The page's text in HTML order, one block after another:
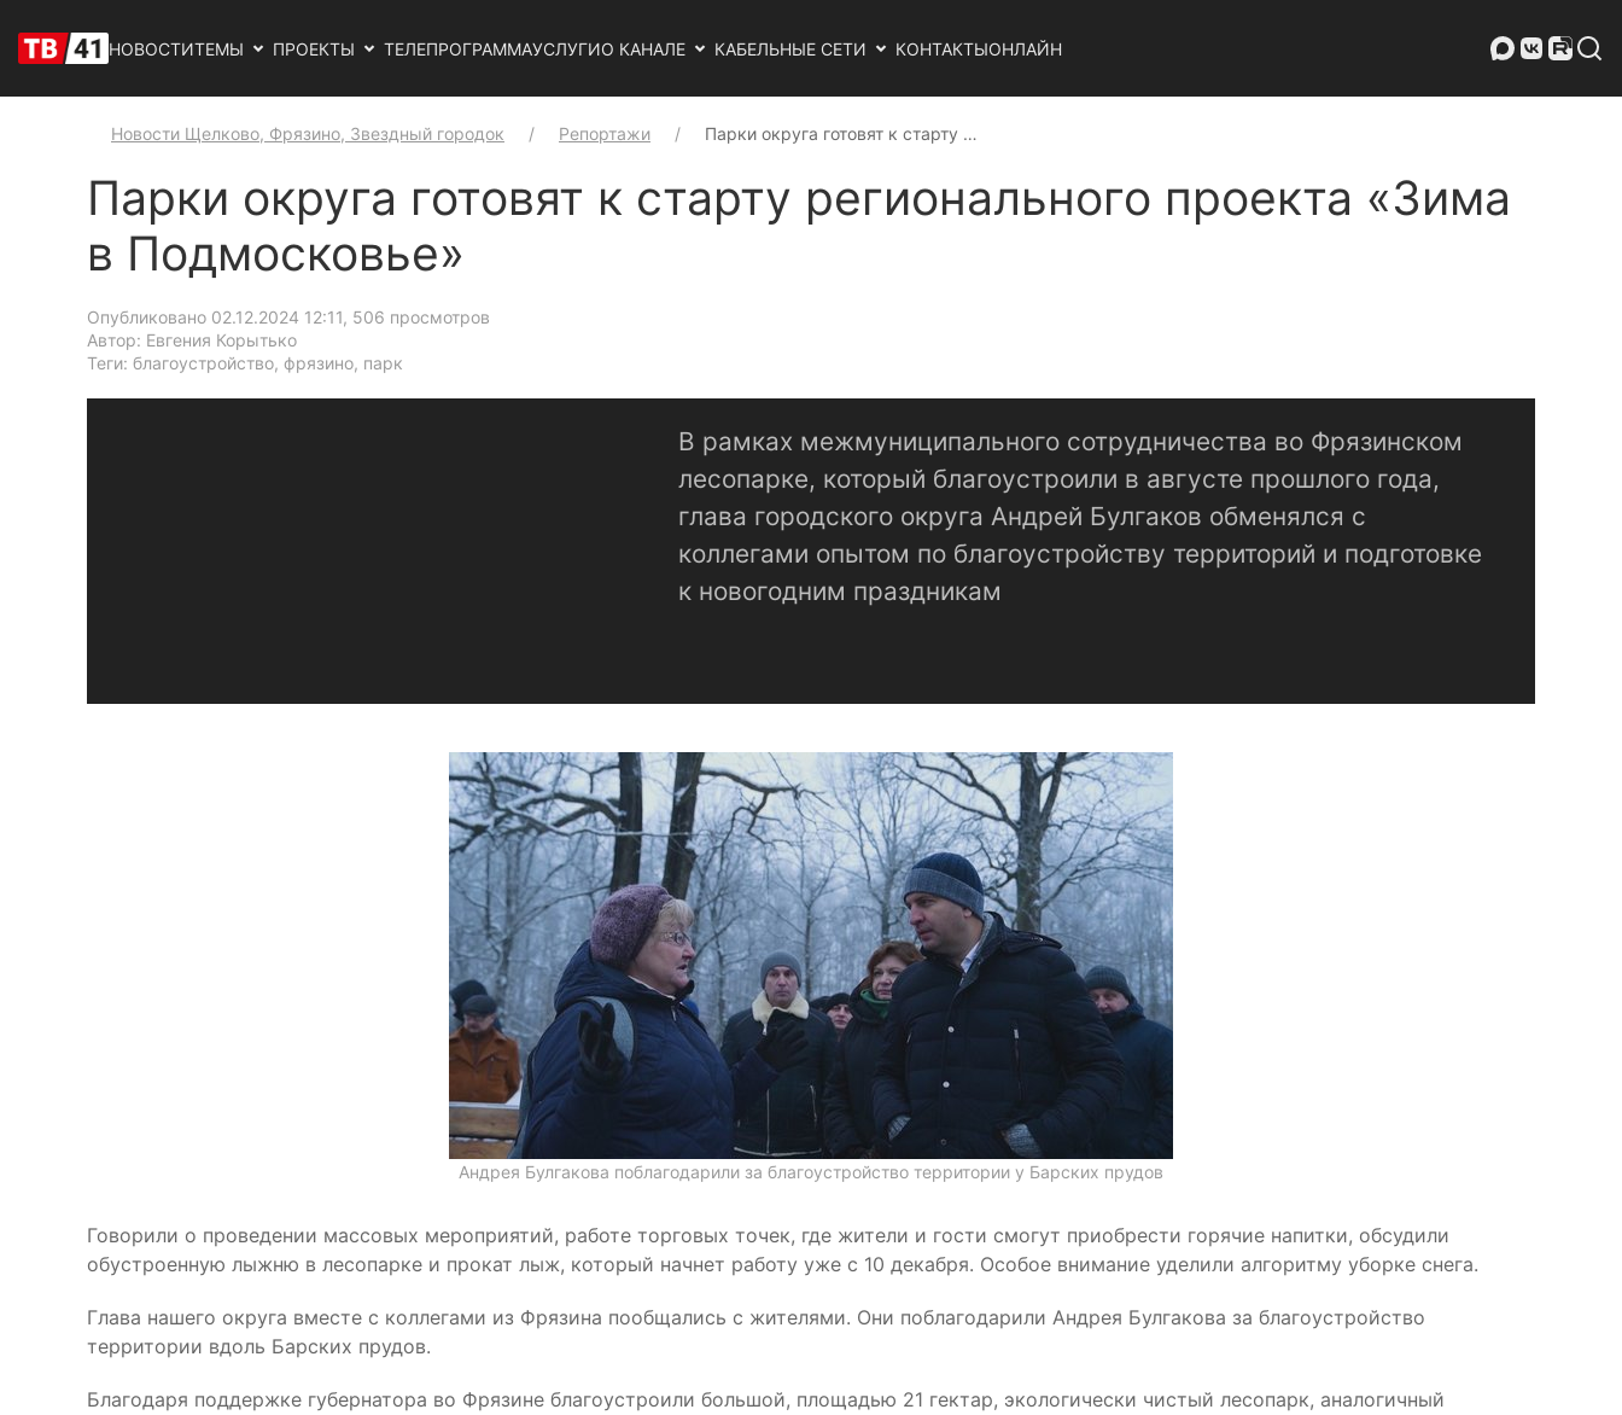
НОВОСТИТЕМЫ ПРОЕКТЫ ТЕЛЕПРОГРАММАУСЛУГИО КАНАЛЕ КАБЕЛЬНЫЕ СЕТИ КОНТАКТЫОНЛАЙН
Новости Щелково, Фрязино, Звездный городок Репортажи Парки округа готовят к старту …
Парки округа готовят к старту регионального проекта «Зима
в Подмосковье»
Опубликовано 02.12.2024 12:11, 506 просмотров
Автор: Евгения Корытько
Теги: благоустройство, фрязино, парк
В рамках межмуниципального сотрудничества во Фрязинском
лесопарке, который благоустроили в августе прошлого года,
глава городского округа Андрей Булгаков обменялся с
коллегами опытом по благоустройству территорий и подготовке
к новогодним праздникам
Андрея Булгакова поблагодарили за благоустройство территории у Барских прудов
Говорили о проведении массовых мероприятий, работе торговых точек, где жители и гости смогут приобрести горячие напитки, обсудили
обустроенную лыжню в лесопарке и прокат лыж, который начнет работу уже с 10 декабря. Особое внимание уделили алгоритму уборке снега.
Глава нашего округа вместе с коллегами из Фрязина пообщались с жителями. Они поблагодарили Андрея Булгакова за благоустройство
территории вдоль Барских прудов.
Благодаря поддержке губернатора во Фрязине благоустроили большой, площадью 21 гектар, экологически чистый лесопарк, аналогичный